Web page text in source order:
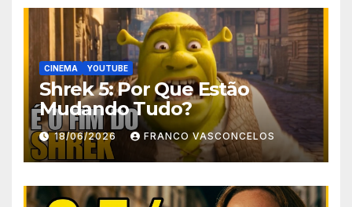
CINEMA YOUTUBE
Shrek 5: Por Que Estão
Mudando Tudo?
18/06/2026 FRANCO VASCONCELOS